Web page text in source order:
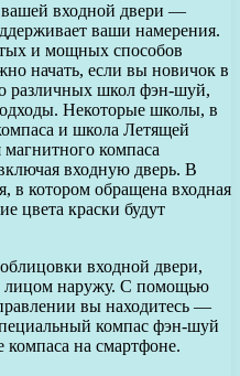
вашей входной двери —
ваши намерения.
и мощных способов
начать, если вы новичок в
различных школ фэн-шуй,
Некоторые школы, в
и школа Летящей
компаса
входную дверь. В
в котором обращена входная
цвета краски будут
входной двери,
лицом наружу. С помощью
вы находитесь —
компас фэн-шуй
на смартфоне.